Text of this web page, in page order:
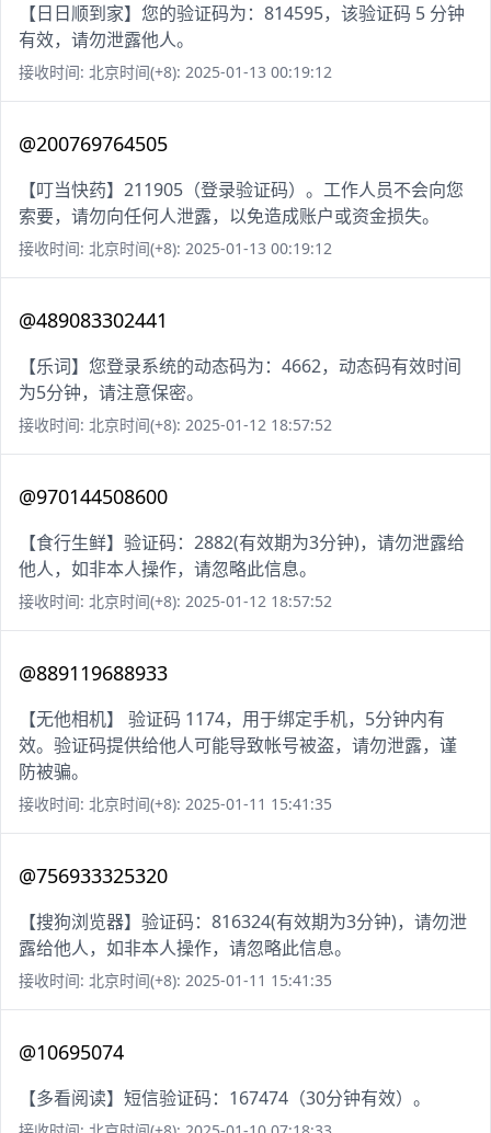
【日日顺到家】您的验证码为：814595，该验证码 5 分钟
有效，请勿泄露他人。
接收时间: 北京时间(+8): 2025-01-13 00:19:12
@200769764505
【叮当快药】211905（登录验证码）。工作人员不会向您
索要，请勿向任何人泄露，以免造成账户或资金损失。
接收时间: 北京时间(+8): 2025-01-13 00:19:12
@489083302441
【乐词】您登录系统的动态码为：4662，动态码有效时间
为5分钟，请注意保密。
接收时间: 北京时间(+8): 2025-01-12 18:57:52
@970144508600
【食行生鲜】验证码：2882(有效期为3分钟)，请勿泄露给
他人，如非本人操作，请忽略此信息。
接收时间: 北京时间(+8): 2025-01-12 18:57:52
@889119688933
【无他相机】 验证码 1174，用于绑定手机，5分钟内有
效。验证码提供给他人可能导致帐号被盗，请勿泄露，谨
防被骗。
接收时间: 北京时间(+8): 2025-01-11 15:41:35
@756933325320
【搜狗浏览器】验证码：816324(有效期为3分钟)，请勿泄
露给他人，如非本人操作，请忽略此信息。
接收时间: 北京时间(+8): 2025-01-11 15:41:35
@10695074
【多看阅读】短信验证码：167474（30分钟有效）。